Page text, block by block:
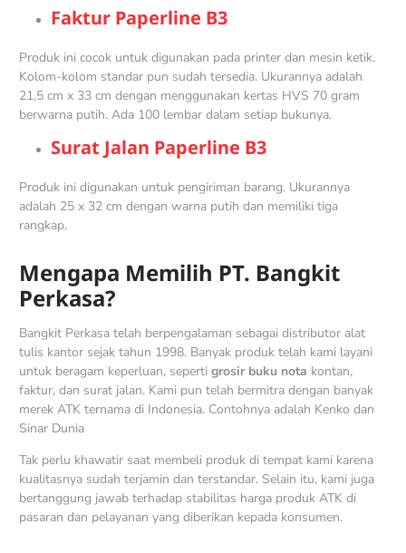
Faktur Paperline B3
Produk ini cocok untuk digunakan pada printer dan mesin ketik.
Kolom-kolom standar pun sudah tersedia. Ukurannya adalah
21,5 cm x 33 cm dengan menggunakan kertas HVS 70 gram
berwarna putih. Ada 100 lembar dalam setiap bukunya.
Surat Jalan Paperline B3
Produk ini digunakan untuk pengiriman barang. Ukurannya
adalah 25 x 32 cm dengan warna putih dan memiliki tiga
rangkap.
Mengapa Memilih PT. Bangkit
Perkasa?
Bangkit Perkasa telah berpengalaman sebagai distributor alat
tulis kantor sejak tahun 1998. Banyak produk telah kami layani
untuk beragam keperluan, seperti grosir buku nota kontan,
faktur, dan surat jalan. Kami pun telah bermitra dengan banyak
merek ATK ternama di Indonesia. Contohnya adalah Kenko dan
Sinar Dunia
Tak perlu khawatir saat membeli produk di tempat kami karena
kualitasnya sudah terjamin dan terstandar. Selain itu, kami juga
bertanggung jawab terhadap stabilitas harga produk ATK di
pasaran dan pelayanan yang diberikan kepada konsumen.